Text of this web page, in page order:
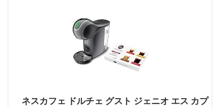
ネスカフェ ドルチェ グスト ジェニオ エス カプ